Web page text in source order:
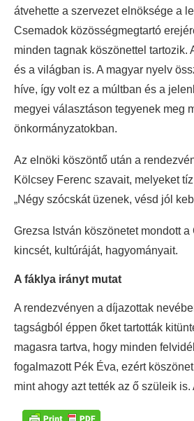
átvehette a szervezet elnöksége a
Csemadok közösségmegtartó
minden tagnak köszönettel tartozik.
és a világban is. A magyar nyelv
híve, így volt ez a múltban és a
megyei választáson tegyenek meg
önkormányzatokban.
Az elnöki köszöntő után a
Kölcsey Ferenc szavait, melyeket
„Négy szócskát üzenek, vésd jól
Grezsa István köszönetet mondott
kincsét, kultúráját, hagyományait.
A fáklya irányt mutat
A rendezvényen a díjazottak
tagságból éppen őket tartották
magasra tartva, hogy minden
fogalmazott Pék Éva, ezért
mint ahogy azt tették az ő szüleik